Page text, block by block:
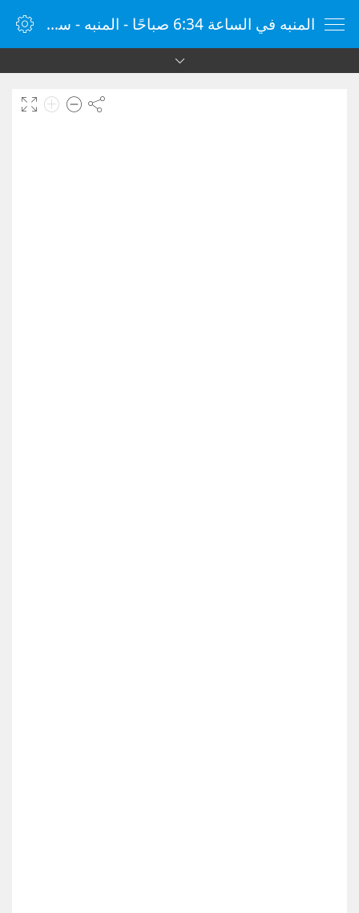
المنبه في الساعة 6:34 صباحًا - المنبه - ساعة منبه الإنترنت